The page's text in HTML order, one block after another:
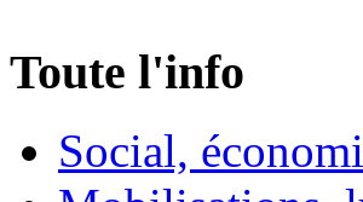
Toute l'info
Social,